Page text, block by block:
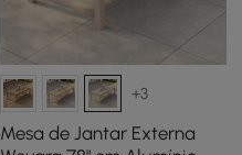
+3
Mesa de Jantar Externa